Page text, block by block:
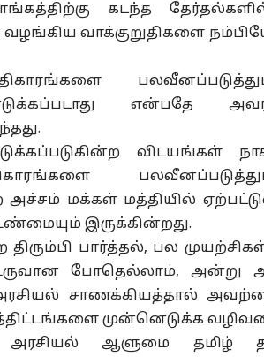
கடந்த
வாக்குறுதிகளை
என்பதே
விடயங்கள்
மக்கள் மத்தியில்
இருக்கின்றது.
பார்த்தல், பல
போதெல்லாம், அன்று
சாணக்கியத்தால் அவற்றை
முன்னெடுக்க
ஆளுமை தமிழ்